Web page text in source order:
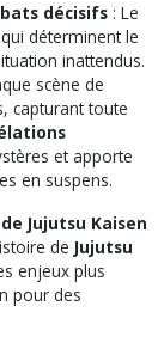
décisifs : Le
déterminent le
inattendus.
scène de
capturant toute
et apporte
en suspens.
Jujutsu Kaisen
de Jujutsu
enjeux plus
pour des